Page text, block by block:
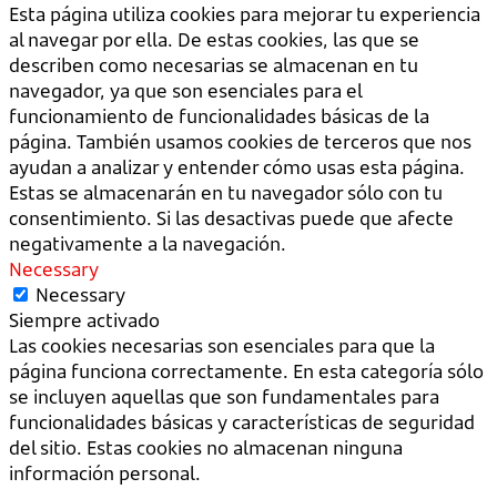
Esta página utiliza cookies para mejorar tu experiencia
al navegar por ella. De estas cookies, las que se
describen como necesarias se almacenan en tu
navegador, ya que son esenciales para el
funcionamiento de funcionalidades básicas de la
página. También usamos cookies de terceros que nos
ayudan a analizar y entender cómo usas esta página.
Estas se almacenarán en tu navegador sólo con tu
consentimiento. Si las desactivas puede que afecte
negativamente a la navegación.
Necessary
Necessary
Siempre activado
Las cookies necesarias son esenciales para que la
página funciona correctamente. En esta categoría sólo
se incluyen aquellas que son fundamentales para
funcionalidades básicas y características de seguridad
del sitio. Estas cookies no almacenan ninguna
información personal.